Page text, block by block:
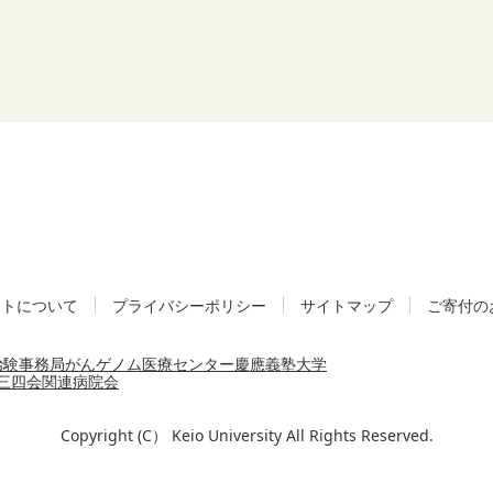
について プライバシーポリシー サイトマップ ご寄付
事務局がんゲノム医療センター慶應義塾大学
四会関連病院会
Copyright (C） Keio University All Rights Reserved.